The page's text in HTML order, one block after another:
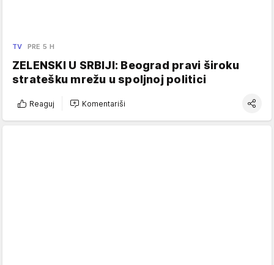
TV PRE 5 H
ZELENSKI U SRBIJI: Beograd pravi široku
stratešku mrežu u spoljnoj politici
Reaguj Komentariši